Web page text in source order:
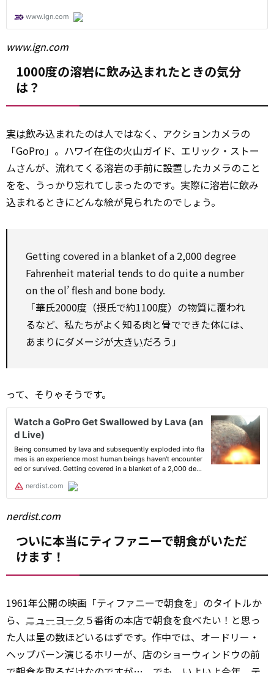
www.ign.com
1000度の溶岩に飲み込まれたときの気分
は？
実は飲み込まれたのは人ではなく、アクションカメラの
「GoPro」。ハワイ在住の火山ガイド、エリック・ストー
ムさんが、流れてくる溶岩の手前に設置したカメラのこと
をを、うっかり忘れてしまったのです。実際に溶岩に飲み
込まれるときにどんな絵が見られたのでしょう。
Getting covered in a blanket of a 2,000degree
Fahrenheit material tends todoquitea number
on the ol’ flesh and bone body.
「華氏2000度（摂氏で約1100度）の物質に覆われ
るなど、私たちがよく知る肉と骨でできた体には、
あまりにダメージが大きいだろう」
って、そりゃそうです。
nerdist.com
ついに本当にティファニーで朝食がいただ
けます！
1961年公開の映画「ティファニーで朝食を」のタイトルか
ら、 ニューヨーク ５番街の本店で朝食を食べたい！と思っ
た人は星の数ほどいるはずです。作中では、オードリー・
ヘップバーン演じるホリーが、店のショーウィンドウの前